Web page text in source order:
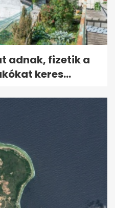
adnak, fizetik a
keres...